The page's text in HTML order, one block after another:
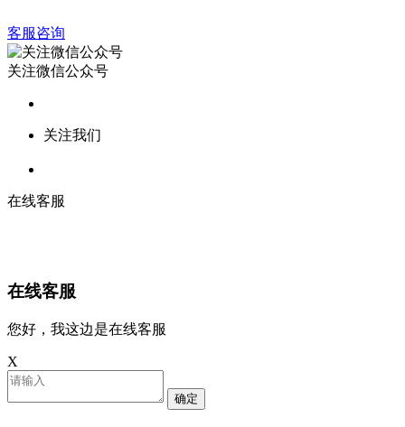
客服咨询
关注微信公众号
关注我们
在线客服
在线客服
您好，我这边是在线客服
X
确定